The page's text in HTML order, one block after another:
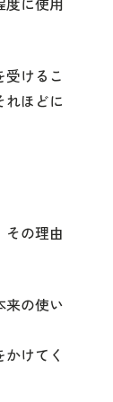
けるこ
ほどに
の理由
来の使い
けてく